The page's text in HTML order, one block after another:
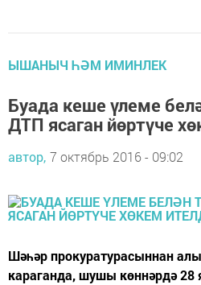
ЫШАНЫЧ ҺӘМ ИМИНЛЕК
Буада кеше үлеме
ДТП ясаган йөртүче
автор, 7 октябрь 2016 - 09:02
Шәһәр прокуратурасыннан
караганда, шушы көннәрдә 28